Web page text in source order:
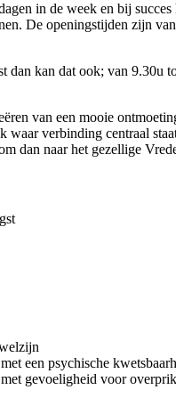
in de week en bij succes
De openingstijden zijn
dan kan dat ook; van 9.30u
van een mooie
waar verbinding centraal
dan naar het gezellige
een psychische
gevoeligheid voor